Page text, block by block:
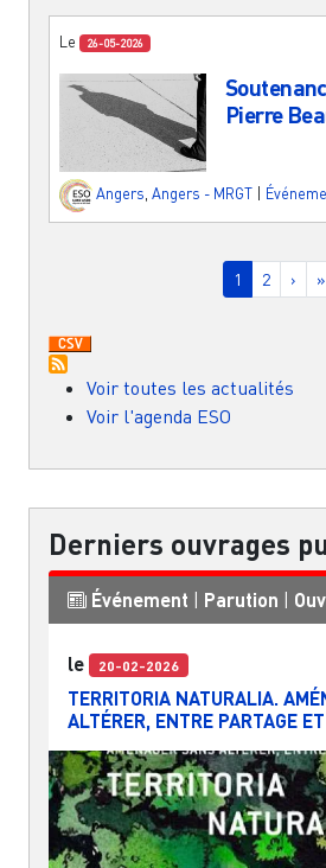
Le 26-05-2026
Pierre
Angers Angers - MRGT
Page courante
1 Page
2 › »
Voir toutes les actualités
Voir l'agenda ESO
Derniers ouvrages
Événement | Parution |
le 20-02-2026
TERRITORIA NATURALIA.
ALTÉRER, ENTRE PARTAGE